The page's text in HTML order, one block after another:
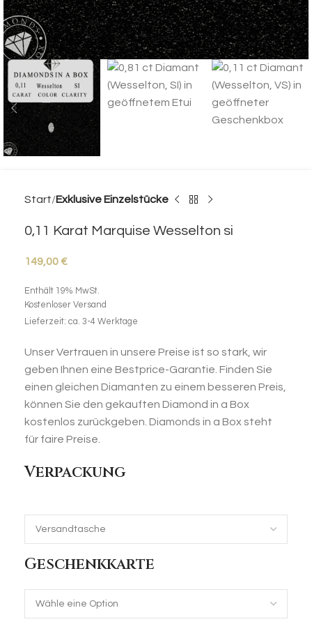
Start Exklusive Einzelstücke
0,11 Karat Marquise Wesselton si
149,00€
Enthält 19% MwSt.
Kostenloser Versand
Lieferzeit: ca. 3-4 Werktage
Unser Vertrauen in unsere Preise ist so stark, wir
geben Ihnen eine Bestprice-Garantie. Finden Sie
einen gleichen Diamanten zu einem besseren Preis,
können Sie den gekauften Diamond in a Box
kostenlos zurückgeben. Diamonds in a Box steht
für faire Preise.
Verpackung
Geschenkkarte